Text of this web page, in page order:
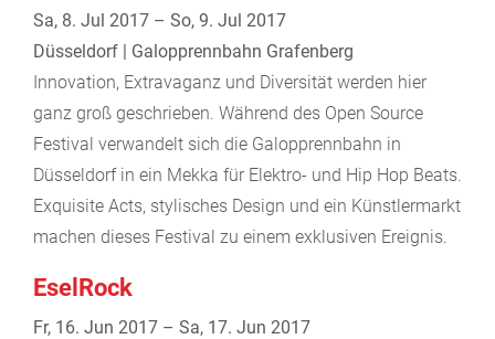
Sa, 8. Jul 2017 – So, 9. Jul 2017
Düsseldorf | Galopprennbahn Grafenberg
Innovation, Extravaganz und Diversität werden hier
ganz groß geschrieben. Während des Open Source
Festival verwandelt sich die Galopprennbahn in
Düsseldorf in ein Mekka für Elektro- und Hip Hop Beats.
Exquisite Acts, stylisches Design und ein Künstlermarkt
machen dieses Festival zu einem exklusiven Ereignis.
EselRock
Fr, 16. Jun 2017 – Sa, 17. Jun 2017